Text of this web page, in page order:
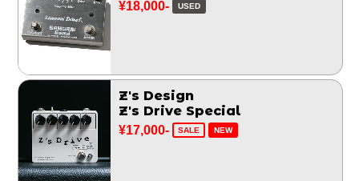
¥18,000- USED
Z's Design
Z's Drive Special
¥17,000- SALE NEW